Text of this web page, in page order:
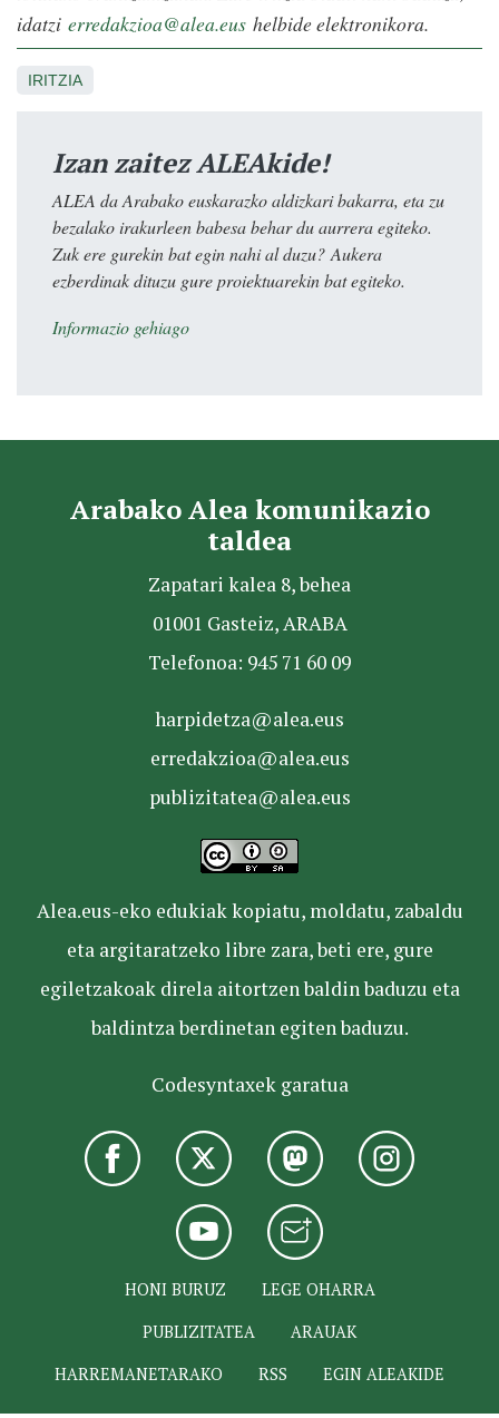
idatzi erredakzioa@alea.eus helbide elektronikora.
IRITZIA
Izan zaitez ALEAkide!
ALEA da Arabako euskarazko aldizkari bakarra, eta zu
bezalako irakurleen babesa behar du aurrera egiteko.
Zuk ere gurekin bat egin nahi al duzu? Aukera
ezberdinak dituzu gure proiektuarekin bat egiteko.
Informazio gehiago
Arabako Alea komunikazio
taldea
Zapatari kalea 8, behea
01001 Gasteiz, ARABA
Telefonoa: 945 71 60 09
harpidetza@alea.eus
erredakzioa@alea.eus
publizitatea@alea.eus
Alea.eus-eko edukiak kopiatu, moldatu, zabaldu
eta argitaratzeko libre zara, beti ere, gure
egiletzakoak direla aitortzen baldin baduzu eta
baldintza berdinetan egiten baduzu.
Codesyntaxek garatua
HONI BURUZ
LEGE OHARRA
PUBLIZITATEA
ARAUAK
HARREMANETARAKO
RSS EGIN ALEAKIDE